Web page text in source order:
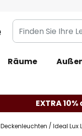
Finden
Sie
Leuchte...
Räume
EXTRA
Deckenleuchten Ideal Lux